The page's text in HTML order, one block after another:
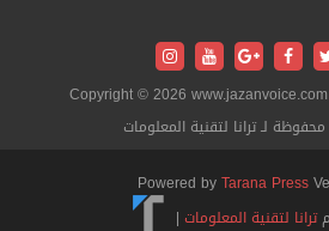
Copyright © 2026
لـ ترانا لتقنية المعلومات
Powered byTarana Press
ترانا لتقنية المعلومات |